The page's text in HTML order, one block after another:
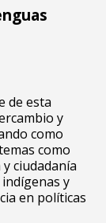
de esta
y
como
como
ciudadanía
y
en políticas